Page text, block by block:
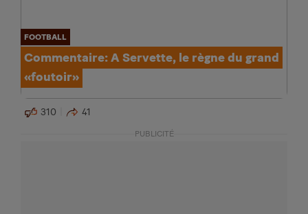
FOOTBALL
Commentaire: A Servette, le règne du grand
«foutoir»
310 41
PUBLICITÉ